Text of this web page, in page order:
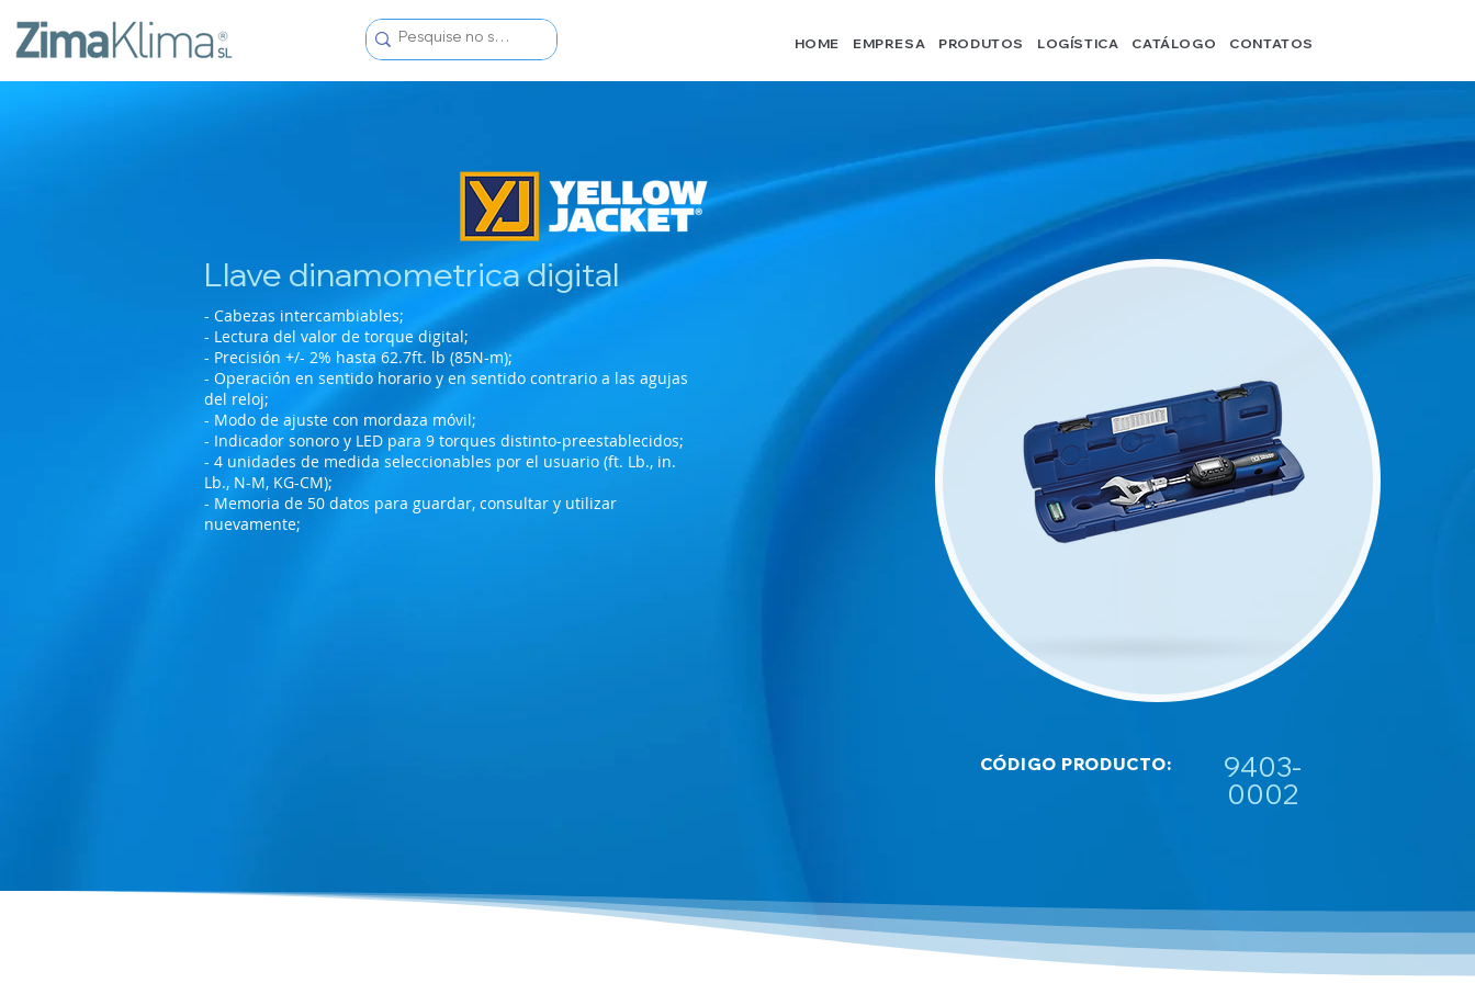
HOME EMPRESA PRODUTOS LOGÍSTICA CATÁLOGO CONTATOS
Llave dinamometrica digital
- Cabezas intercambiables;
- Lectura del valor de torque digital;
- Precisión +/- 2% hasta 62.7ft. lb (85N-m);
- Operación en sentido horario y en sentido contrario a las agujas
del reloj;
- Modo de ajuste con mordaza móvil;
- Indicador sonoro y LED para 9 torques distinto-preestablecidos;
- 4 unidades de medida seleccionables por el usuario (ft. Lb., in.
Lb., N-M, KG-CM);
- Memoria de 50 datos para guardar, consultar y utilizar
nuevamente;
CÓDIGO PRODUCTO:
9403-
0002